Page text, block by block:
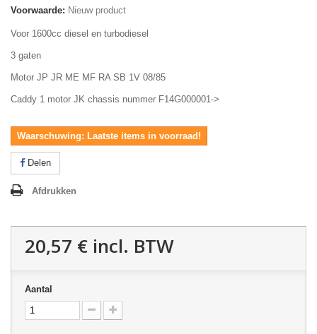
Voorwaarde: Nieuw product
Voor 1600cc diesel en turbodiesel
3 gaten
Motor JP JR ME MF RA SB 1V 08/85
Caddy 1 motor JK chassis nummer F14G000001->
Waarschuwing: Laatste items in voorraad!
Delen
Afdrukken
20,57 € incl. BTW
Aantal